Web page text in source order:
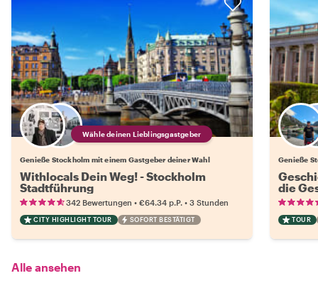
Wähle deinen Lieblingsgastgeber
Genieße Stockholm mit einem Gastgeber deiner Wahl
Withlocals Dein Weg! - Stockholm
Stadtführung
342 Bewertungen • €64.34 p.P. • 3 Stunden
CITY HIGHLIGHT TOUR SOFORT BESTÄTIGT
Genieße
die
TOUR
Alle ansehen